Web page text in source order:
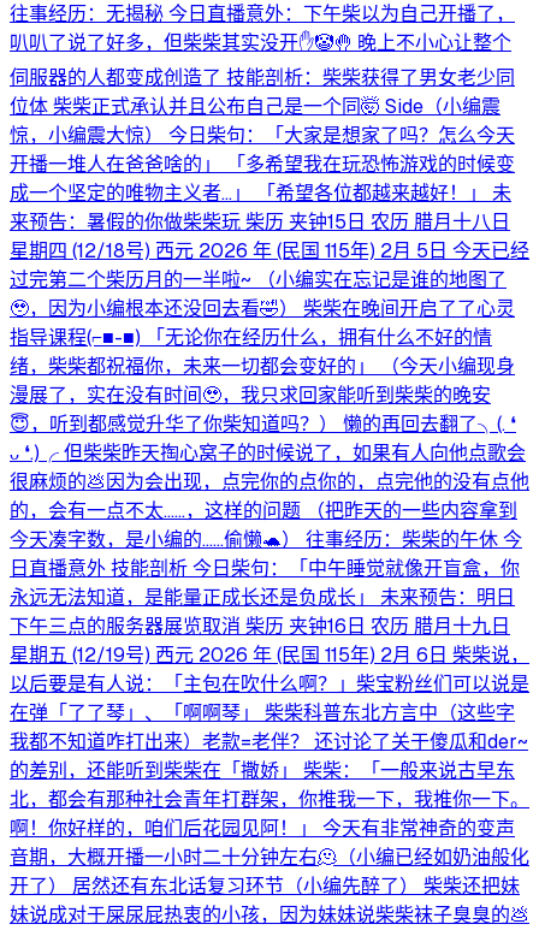
往事经历：无揭秘 今日直播意外：下午柴以为自己开播了，
叭叭了说了好多，但柴柴其实没开✋🤡🤚 晚上不小心让整个
伺服器的人都变成创造了 技能剖析：柴柴获得了男女老少同
位体 柴柴正式承认并且公布自己是一个同🤯 Side（小编震
惊，小编震大惊） 今日柴句：「大家是想家了吗？怎么今天
开播一堆人在爸爸啥的」 「多希望我在玩恐怖游戏的时候变
成一个坚定的唯物主义者...」 「希望各位都越来越好！」 未
来预告：暑假的你做柴柴玩 柴历 夹钟15日 农历 腊月十八日
星期四 (12/18号) 西元 2026 年 (民国 115年) 2月 5日 今天已经
过完第二个柴历月的一半啦~ （小编实在忘记是谁的地图了
🥹，因为小编根本还没回去看🤣） 柴柴在晚间开启了了心灵
指导课程(⁠⌐⁠■⁠-⁠■⁠) 「无论你在经历什么，拥有什么不好的情
绪，柴柴都祝福你，未来一切都会变好的」 （今天小编现身
漫展了，实在没有时间🥹，我只求回家能听到柴柴的晚安
😇，听到都感觉升华了你柴知道吗？） 懒的再回去翻了╮⁠(⁠.⁠ ⁠❛⁠
⁠ᴗ⁠ ⁠❛⁠.⁠)⁠╭ 但柴柴昨天掏心窝子的时候说了，如果有人向他点歌会
很麻烦的💩因为会出现，点完你的点你的，点完他的没有点他
的，会有一点不太……，这样的问题 （把昨天的一些内容拿到
今天凑字数，是小编的……偷懒🐢） 往事经历：柴柴的午休 今
日直播意外 技能剖析 今日柴句：「中午睡觉就像开盲盒，你
永远无法知道，是能量正成长还是负成长」 未来预告：明日
下午三点的服务器展览取消 柴历 夹钟16日 农历 腊月十九日
星期五 (12/19号) 西元 2026 年 (民国 115年) 2月 6日 柴柴说，
以后要是有人说：「主包在吹什么啊？」柴宝粉丝们可以说是
在弹「了了琴」、「啊啊琴」 柴柴科普东北方言中（这些字
我都不知道咋打出来）老款=老伴？ 还讨论了关于傻瓜和der~
的差别，还能听到柴柴在「撒娇」 柴柴：「一般来说古早东
北，都会有那种社会青年打群架，你推我一下，我推你一下。
啊！你好样的，咱们后花园见阿！」 今天有非常神奇的变声
音期，大概开播一小时二十分钟左右🫠（小编已经如奶油般化
开了） 居然还有东北话复习环节（小编先醉了） 柴柴还把妹
妹说成对于屎尿屁热衷的小孩，因为妹妹说柴柴袜子臭臭的💩